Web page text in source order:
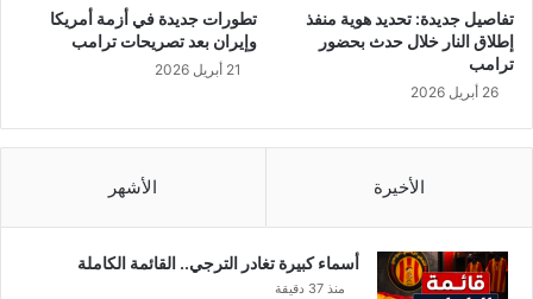
ن
ب
ن
ي
تفاصيل جديدة: تحديد هوية منفذ
إطلاق النار خلال حدث بحضور
ترامب
26 أبريل 2026
تطورات جديدة في أزمة أمريكا
وإيران بعد تصريحات ترامب
21 أبريل 2026
الأخيرة الأشهر
أسماء كبيرة تغادر الترجي.. القائمة الكاملة
منذ 37 دقيقة